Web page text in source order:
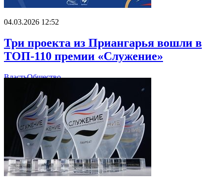
04.03.2026 12:52
Три проекта из Приангарья вошли в
ТОП-110 премии «Служение»
ВластьОбщество